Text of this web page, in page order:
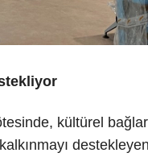
kültürel